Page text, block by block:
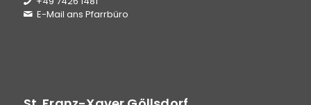
E-Mail ans Pfarrbüro